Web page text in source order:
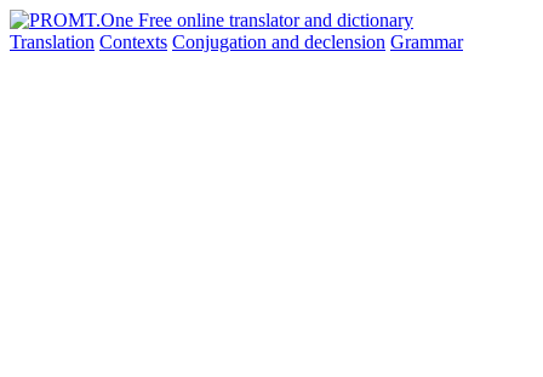
Translation Contexts Conjugation and declension Grammar